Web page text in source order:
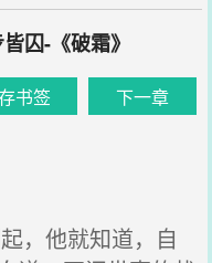
囚-《破霜》
书签 下一章
，他就知道，自